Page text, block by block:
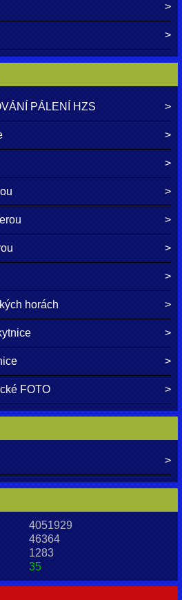
PÁLENÍ HZS
horách
FOTO
35
4051929
46364
1283